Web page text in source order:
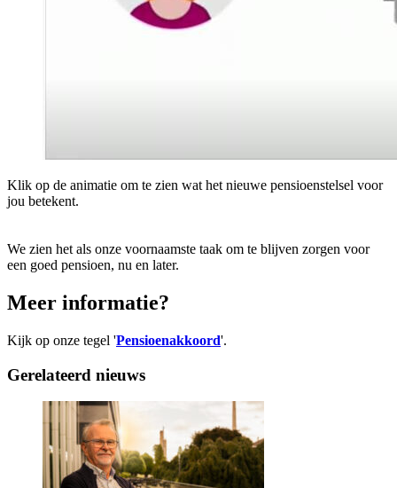
Klik op de animatie om te zien wat het nieuwe pensioenstelsel voor
jou betekent.
We zien het als onze voornaamste taak om te blijven zorgen voor
een goed pensioen, nu en later.
Meer informatie?
Kijk op onze tegel 'Pensioenakkoord'.
Gerelateerd nieuws